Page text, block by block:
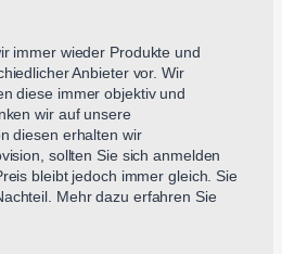
immer wieder Produkte und
Anbieter vor. Wir
diese immer objektiv und
wir auf unsere
diesen erhalten wir
sollten Sie sich anmelden
bleibt jedoch immer gleich. Sie
Mehr dazu erfahren Sie